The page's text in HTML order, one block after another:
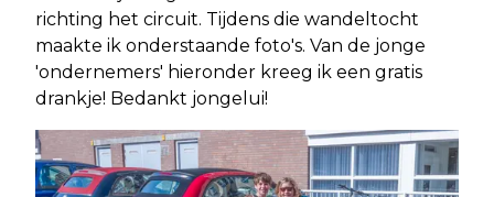
richting het circuit. Tijdens die wandeltocht
maakte ik onderstaande foto's. Van de jonge
'ondernemers' hieronder kreeg ik een gratis
drankje! Bedankt jongelui!